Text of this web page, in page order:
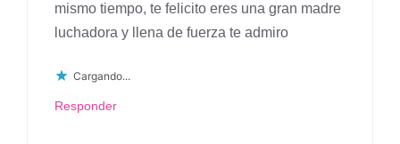
mismo tiempo, te felicito eres una gran madre
luchadora y llena de fuerza te admiro
Cargando...
Responder